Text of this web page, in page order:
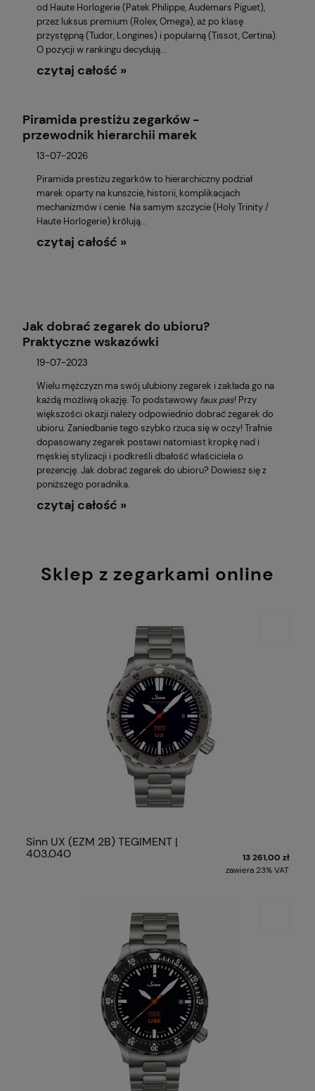
od Haute Horlogerie (Patek Philippe, Audemars Piguet),
przez luksus premium (Rolex, Omega), aż po klasę
przystępną (Tudor, Longines) i popularną (Tissot, Certina).
O pozycji w rankingu decydują...
czytaj całość »
Piramida prestiżu zegarków -
przewodnik hierarchii marek
13-07-2026
Piramida prestiżu zegarków to hierarchiczny podział
marek oparty na kunszcie, historii, komplikacjach
mechanizmów i cenie. Na samym szczycie (Holy Trinity /
Haute Horlogerie) królują...
czytaj całość »
Jak dobrać zegarek do ubioru?
Praktyczne wskazówki
19-07-2023
Wielu mężczyzn ma swój ulubiony zegarek i zakłada go na
każdą możliwą okazję. To podstawowy faux pas! Przy
większości okazji należy odpowiednio dobrać zegarek do
ubioru. Zaniedbanie tego szybko rzuca się w oczy! Trafnie
dopasowany zegarek postawi natomiast kropkę nad i
męskiej stylizacji i podkreśli dbałość właściciela o
prezencję. Jak dobrać zegarek do ubioru? Dowiesz się z
poniższego poradnika.
czytaj całość »
Sklep z zegarkami online
Sinn UX (EZM 2B) TEGIMENT |
403.040
13 261,00 zł
zawiera 23% VAT